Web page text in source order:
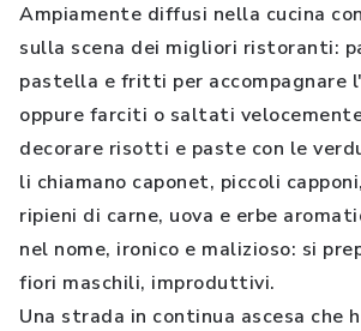
Ampiamente diffusi nella cucina
sulla scena dei migliori ristoranti:
pastella e fritti per accompagnare
oppure farciti o saltati
decorare risotti e paste con le
li chiamano caponet, piccoli
ripieni di carne, uova e erbe
nel nome, ironico e malizioso: si
fiori maschili, improduttivi.
Una strada in continua ascesa che